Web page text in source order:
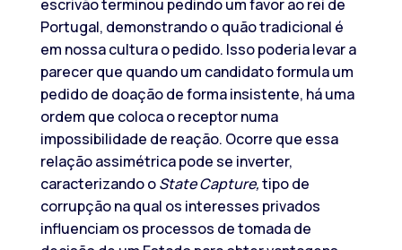
escrivão terminou pedindo um favor ao rei de
Portugal, demonstrando o quão tradicional é
em nossa cultura o pedido. Isso poderia levar a
parecer que quando um candidato formula um
pedido de doação de forma insistente, há uma
ordem que coloca o receptor numa
impossibilidade de reação. Ocorre que essa
relação assimétrica pode se inverter,
caracterizando oState Capture,tipo de
corrupção na qual os interesses privados
influenciam os processos de tomada de